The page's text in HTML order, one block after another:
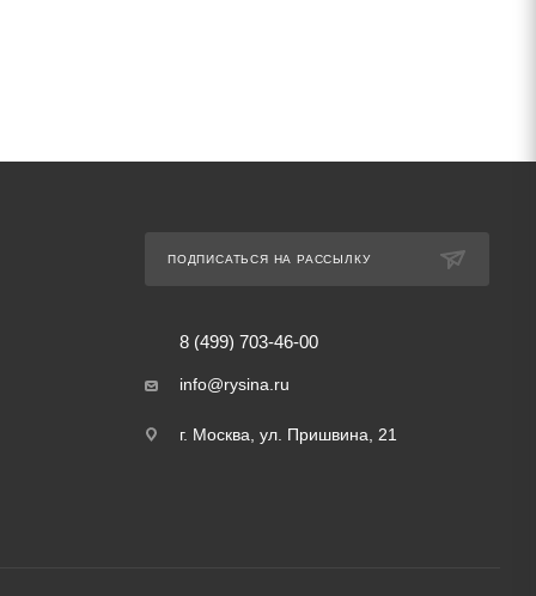
ПОДПИСАТЬСЯ НА РАССЫЛКУ
8 (499) 703-46-00
info@rysina.ru
г. Москва, ул. Пришвина, 21